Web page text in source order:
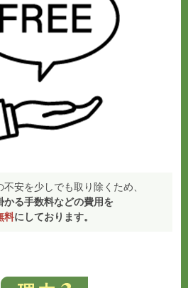
安を少しでも取り除くため、
かる手数料などの費用を
料にしております。